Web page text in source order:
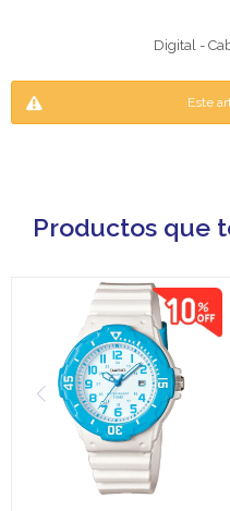
Digital -
Este
Productos que